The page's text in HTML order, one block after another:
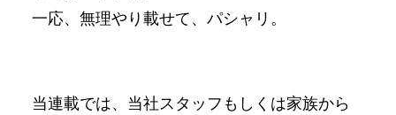
一応、無理やり載せて、パシャリ。
当連載では、当社スタッフもしくは家族から